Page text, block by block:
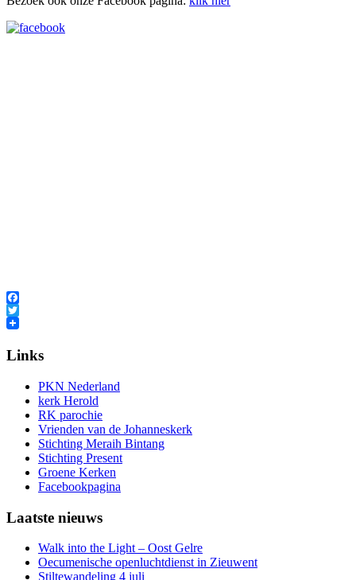
Facebook
Twitter
Links
PKN Nederland
kerk Herold
RK parochie
Vrienden van de Johanneskerk
Stichting Meraih Bintang
Stichting Present
Groene Kerken
Facebookpagina
Laatste nieuws
Walk into the Light – Oost Gelre
Oecumenische openluchtdienst in Zieuwent
Stiltewandeling 4 juli